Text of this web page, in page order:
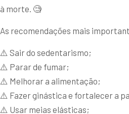
à morte. 🧐
As recomendações mais
⚠️ Sair do sedentarismo;
⚠️ Parar de fumar;
⚠️ Melhorar a alimentação;
⚠️ Fazer ginástica e fortalecer a
⚠️ Usar meias elásticas;